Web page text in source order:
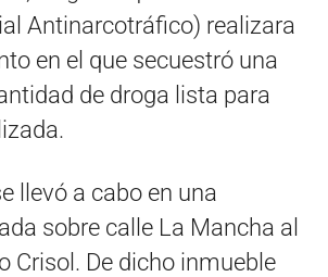
Antinarcotráfico) realizara
en el que secuestró una
de droga lista para
llevó a cabo en una
sobre calle La Mancha al
Crisol. De dicho inmueble